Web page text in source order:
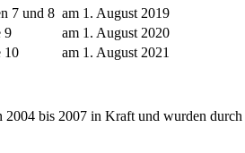
7 und 8 am 1. August 2019
9
am 1. August 2020
10
am 1. August 2021
2004 bis 2007 in Kraft und wurden